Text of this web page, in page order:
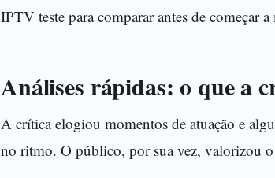
IPTV teste para comparar antes de começar a
Análises rápidas: o que a
A crítica elogiou momentos de atuação e
no ritmo. O público, por sua vez, valorizou o